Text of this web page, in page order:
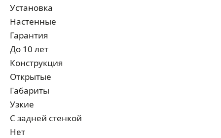
Установка
Настенные
Гарантия
До 10 лет
Конструкция
Открытые
Габариты
Узкие
С задней стенкой
Нет